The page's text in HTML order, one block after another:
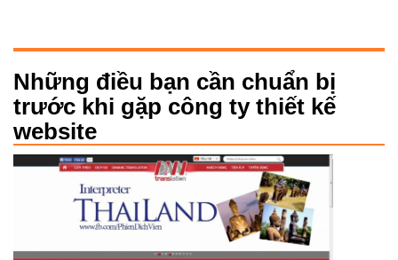
Những điều bạn cần chuẩn bị
trước khi gặp công ty thiết kế
website